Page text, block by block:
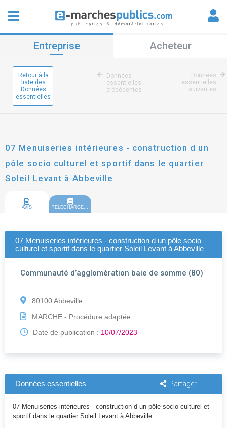
Entreprise Acheteur
Retour à la
liste des
Données
essentielles
Données
essentielles
précédentes
Données
essentielles
suivantes
07 Menuiseries intérieures - construction d un
pôle socio culturel et sportif dans le quartier
Soleil Levant à Abbeville
AVIS TELECHARGEMENT
07 Menuiseries intérieures - construction d un pôle socio
culturel et sportif dans le quartier Soleil Levant à Abbeville
Communauté d’agglomération baie de somme (80)
80100 Abbeville
MARCHE - Procédure adaptée
Date de publication : 10/07/2023
Données essentielles Partager
07 Menuiseries intérieures - construction d un pôle socio culturel et
sportif dans le quartier Soleil Levant à Abbeville